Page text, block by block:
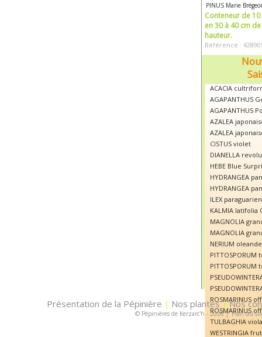
PINUS Marie
Conteneur de
en 30 à 40 cm de
hauteur.
Référence :
ACACIA
AGAPANTHUS
AGAPANTHUS
AZALEA
AZALEA
CISTUS violet
DIANELLA
HEBE Blue
HYDRANGEA
HYDRANGEA
ILEX
KALMIA latifolia
MAGNOLIA
MAGNOLIA
NERIUM
ROSMARINUS
ROSMARINUS
TULBAGHIA
WESTRINGIA
Présentation de la Pépinière | Nos plantes|Nos
© Pépinières de Kerzarc'h - 2026|Plan du